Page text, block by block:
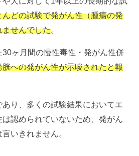
んどの試験で発がん性（腫瘍の発
ませんでした。
30ヶ月間の慢性毒性・発がん性併
胱への発がん性が示唆されたと報
り、多くの試験結果においてエ
は認められていないため、発がん
いきれません。